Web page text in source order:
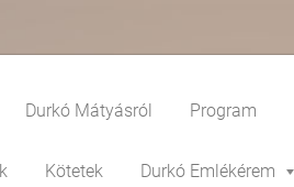
Durkó Mátyásról Program
Kötetek Durkó Emlékérem